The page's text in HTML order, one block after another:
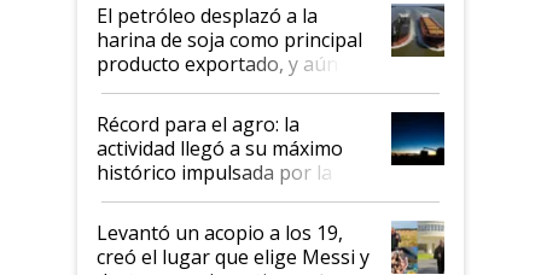
El petróleo desplazó a la
harina de soja como principal
producto exportado, y aún así
el agro aportó casi seis de cada
diez dólares y sostuvo el
liderazgo en un semestre
récord
Récord para el agro: la
actividad llegó a su máximo
histórico impulsada por la
cosecha y las exportaciones
Levantó un acopio a los 19,
creó el lugar que elige Messi y